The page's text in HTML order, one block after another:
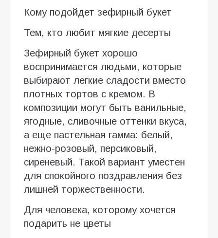
Кому подойдет зефирный букет
Тем, кто любит мягкие десерты
Зефирный букет хорошо
воспринимается людьми, которые
выбирают легкие сладости вместо
плотных тортов с кремом. В
композиции могут быть ванильные,
ягодные, сливочные оттенки вкуса,
а еще пастельная гамма: белый,
нежно-розовый, персиковый,
сиреневый. Такой вариант уместен
для спокойного поздравления без
лишней торжественности.
Для человека, которому хочется
подарить не цветы